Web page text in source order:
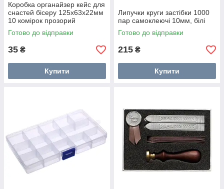
Коробка органайзер кейс для
снастей бісеру 125x63x22мм
10 комірок прозорий
Готово до відправки
35 ₴
Купити
Липучки круги застібки 1000
пар самоклеючі 10мм, білі
Готово до відправки
215 ₴
Купити